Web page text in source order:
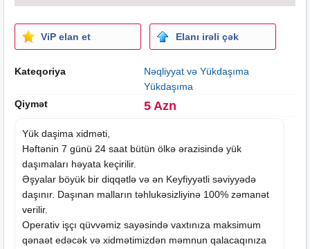
ViP elan et Elanı irəli çək
Kateqoriya
Nəqliyyat və Yükdaşıma
Yükdaşıma
Qiymət
5 Azn
Yük daşima xidməti,
Həftənin 7 günü 24 saat bütün ölkə ərazisində yük
daşımaları həyata keçirilir.
Əşyalar böyük bir diqqətlə və ən Keyfiyyətli səviyyədə
daşınır. Daşınan malların təhlukəsizliyinə 100% zəmanət
verilir.
Operativ işçı qüvvəmiz sayəsində vaxtınıza maksimum
qənaət edəcək və xidmətimizdən məmnun qalacaqınıza